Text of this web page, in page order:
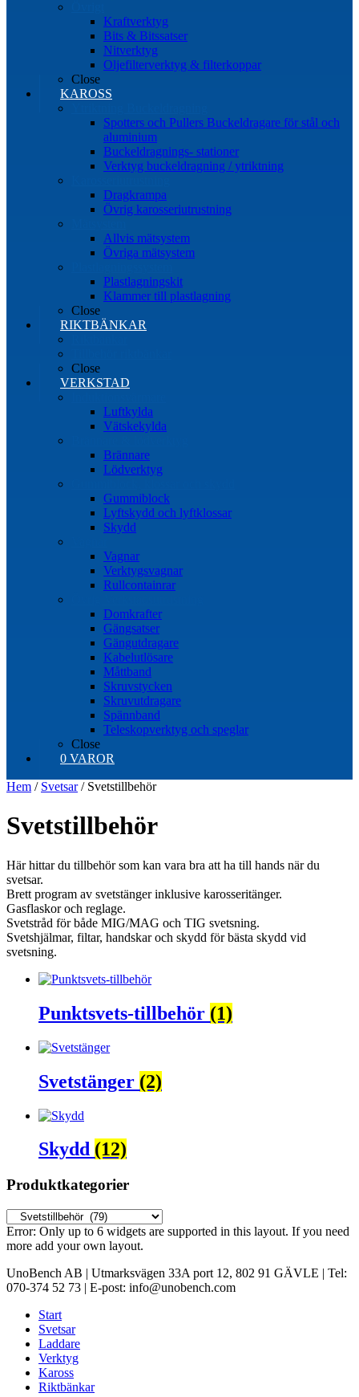
Kraftverktyg
Bits & Bitssatser
Nitverktyg
Oljefilterverktyg & filterkoppar
Close
KAROSS
Spotters och Pullers Buckeldragare för stål och
aluminium
Buckeldragnings- stationer
Verktyg buckeldragning / ytriktning
Dragkrampa
Övrig karosseriutrustning
Allvis mätsystem
Övriga mätsystem
Plastlagningskit
Klammer till plastlagning
Close
RIKTBÄNKAR
Close
VERKSTAD
Luftkylda
Vätskekylda
Brännare
Lödverktyg
Gummiblock
Lyftskydd och lyftklossar
Skydd
Vagnar
Verktygsvagnar
Rullcontainrar
Domkrafter
Gängsatser
Gängutdragare
Kabelutlösare
Måttband
Skruvstycken
Skruvutdragare
Spännband
Teleskopverktyg och speglar
Close
0 VAROR
Hem / Svetsar/ Svetstillbehör
Svetstillbehör
Här hittar du tillbehör som kan vara bra att ha till hands när du
svetsar.
Brett program av svetstänger inklusive karosseritänger.
Gasflaskor och reglage.
Svetstråd för både MIG/MAG och TIG svetsning.
Svetshjälmar, filtar, handskar och skydd för bästa skydd vid
svetsning.
Punktsvets-tillbehör (1)
Svetstänger (2)
Skydd (12)
Produktkategorier
Error: Only up to 6 widgets are supported in this layout. If you need
more add your own layout.
UnoBench AB | Utmarksvägen 33A port 12, 802 91 GÄVLE | Tel:
070-374 52 73 | E-post: info@unobench.com
Start
Svetsar
Laddare
Verktyg
Kaross
Riktbänkar